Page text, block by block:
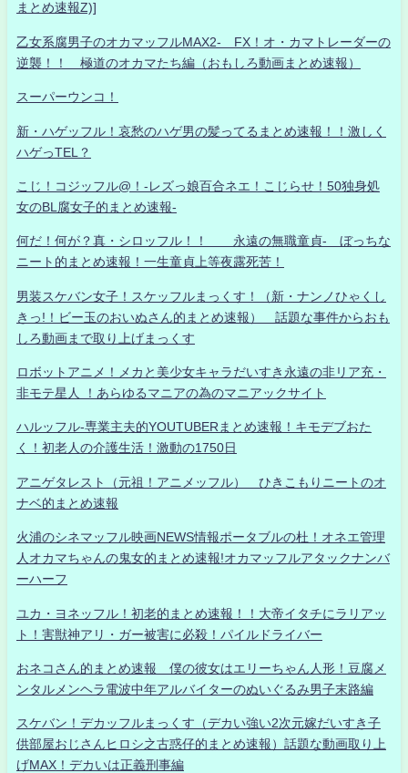
まとめ速報Z)]
乙女系腐男子のオカマッフルMAX2- FX！オ・カマトレーダーの
逆襲！！ 極道のオカマたち編（おもしろ動画まとめ速報）
スーパーウンコ！
新・ハゲッフル！哀愁のハゲ男の髪ってるまとめ速報！！激しく
ハゲっTEL？
こじ！コジッフル@！-レズっ娘百合ネエ！こじらせ！50独身処
女のBL腐女子的まとめ速報-
何だ！何が？真・シロッフル！！ 永遠の無職童貞- ぼっちな
ニート的まとめ速報！一生童貞上等夜露死苦！
男装スケバン女子！スケッフルまっくす！（新・ナンノひゃくし
きっ!！ビー玉のおいぬさん的まとめ速報） 話題な事件からおも
しろ動画まで取り上げまっくす
ロボットアニメ！メカと美少女キャラだいすき永遠の非リア充・
非モテ星人 ！あらゆるマニアの為のマニアックサイト
ハルッフル-専業主夫的YOUTUBERまとめ速報！キモデブおた
く！初老人の介護生活！激動の1750日
アニゲタレスト（元祖！アニメッフル） ひきこもりニートのオ
ナベ的まとめ速報
火浦のシネマッフル映画NEWS情報ポータブルの杜！オネエ管理
人オカマちゃんの鬼女的まとめ速報!オカマッフルアタックナンバ
ーハーフ
ユカ・ヨネッフル！初老的まとめ速報！！大帝イタチにラリアッ
ト！害獣神アリ・ガー被害に必殺！パイルドライバー
おネコさん的まとめ速報 僕の彼女はエリーちゃん人形！豆腐メ
ンタルメンヘラ電波中年アルバイターのぬいぐるみ男子末路編
スケバン！デカッフルまっくす（デカい強い2次元嫁だいすき子
供部屋おじさんヒロシ之古惑仔的まとめ速報）話題な動画取り上
げMAX！デカいは正義刑事編